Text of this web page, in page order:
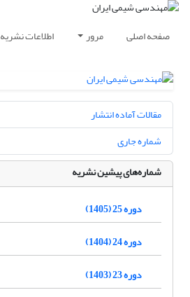
صفحه اصلی مرور اطلاعات نشریه
مقالات آماده انتشار
شماره جاری
شماره‌های پیشین نشریه
دوره 25 (1405)
دوره 24 (1404)
دوره 23 (1403)